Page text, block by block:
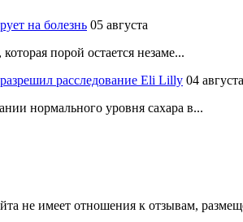
на болезнь 05 августа
порой остается незаме...
расследование Eli Lilly 04 августа
нормального уровня сахара в...
не имеет отношения к отзывам,